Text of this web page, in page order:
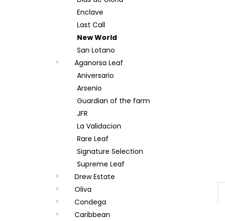
Enclave
Last Call
New World
San Lotano
Aganorsa Leaf
Aniversario
Arsenio
Guardian of the farm
JFR
La Validacion
Rare Leaf
Signature Selection
Supreme Leaf
Drew Estate
Oliva
Condega
Caribbean
BOVEDA 69% 4G